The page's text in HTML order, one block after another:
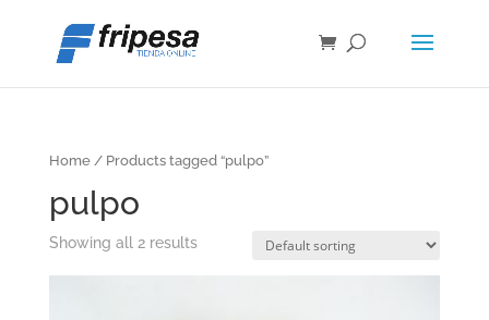
Home/ Products tagged “pulpo”
pulpo
Showing all 2 results